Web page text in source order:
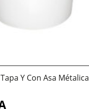
Y Con Asa Métalica